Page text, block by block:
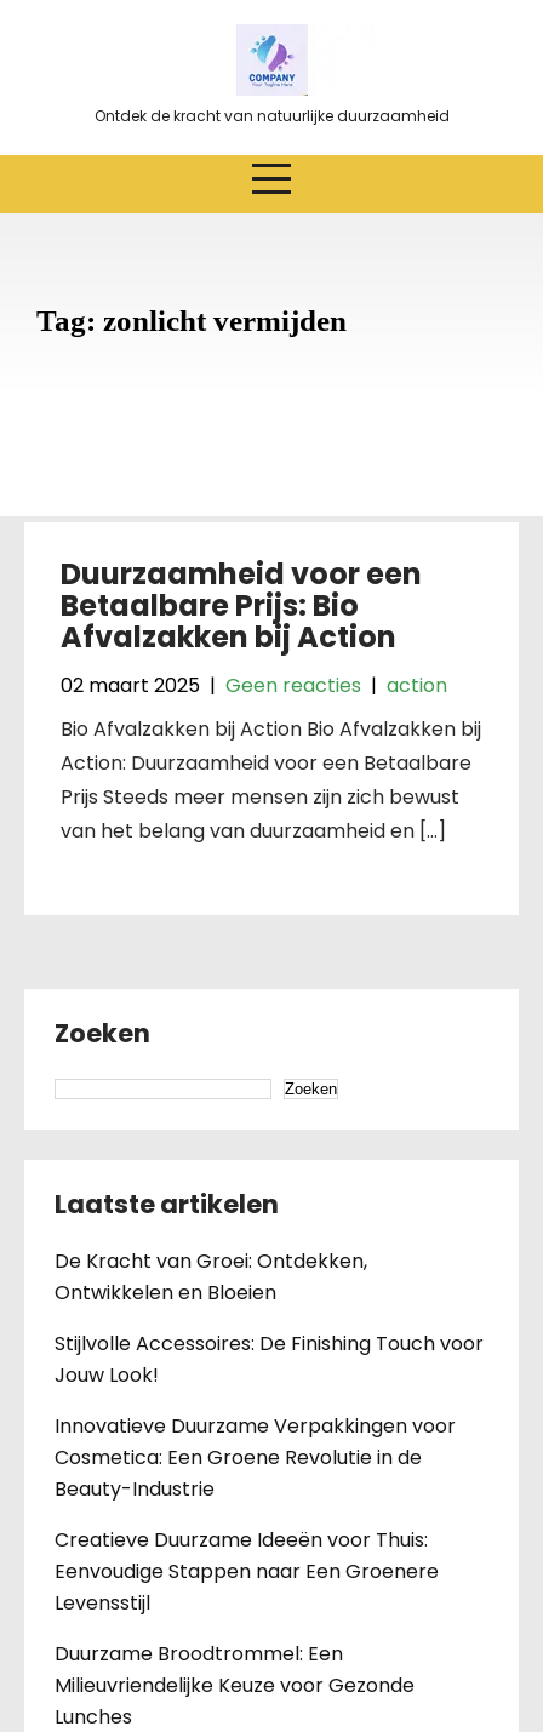
Ontdek de kracht van natuurlijke duurzaamheid
Tag: zonlicht vermijden
Duurzaamheid voor een
Betaalbare Prijs: Bio
Afvalzakken bij Action
02 maart 2025 | Geen reacties | action
Bio Afvalzakken bij Action Bio Afvalzakken bij
Action: Duurzaamheid voor een Betaalbare
Prijs Steeds meer mensen zijn zich bewust
van het belang van duurzaamheid en […]
Zoeken
Zoeken
Laatste artikelen
De Kracht van Groei: Ontdekken,
Ontwikkelen en Bloeien
Stijlvolle Accessoires: De Finishing Touch voor
Jouw Look!
Innovatieve Duurzame Verpakkingen voor
Cosmetica: Een Groene Revolutie in de
Beauty-Industrie
Creatieve Duurzame Ideeën voor Thuis:
Eenvoudige Stappen naar Een Groenere
Levensstijl
Duurzame Broodtrommel: Een
Milieuvriendelijke Keuze voor Gezonde
Lunches